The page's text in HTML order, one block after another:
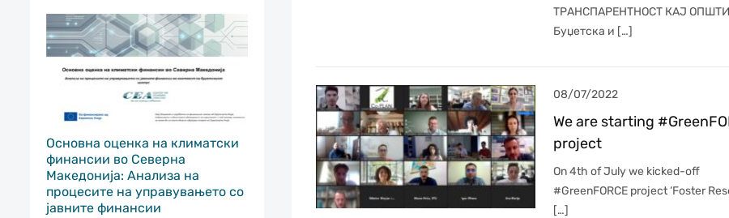
Основна оценка на климатски
финансии во Северна
Македонија: Анализа на
процесите на управувањето со
јавните финансии
ТРАНСПАРЕНТНОСТ КАЈ
Буџетска и […]
08/07/2022
We are starting
project
On 4th of July we kicked-off
#GreenFORCE project ‘Foster
[…]